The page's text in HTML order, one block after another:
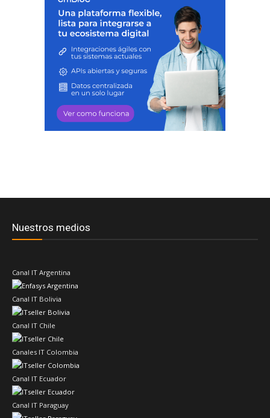
Nuestros medios
Canal IT Argentina
Canal IT Bolivia
Canal IT Chile
Canales IT Colombia
Canal IT Ecuador
Canal IT Paraguay